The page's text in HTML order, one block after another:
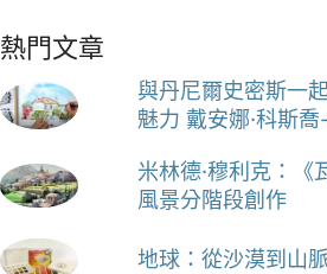
熱門文章
與丹尼爾史密斯一
魅力 戴安娜·科斯
米林德·穆利克：《
風景分階段創作
地球：從沙漠到山